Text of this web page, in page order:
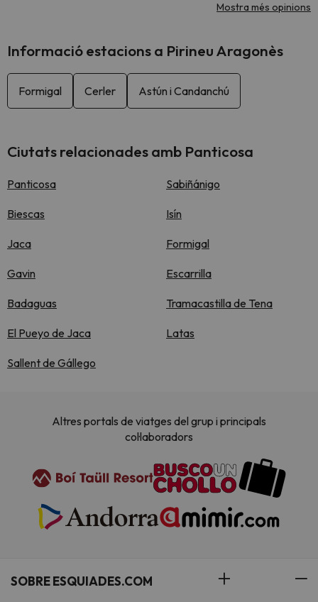
Mostra més opinions
Informació estacions a Pirineu Aragonès
Formigal Cerler Astún i Candanchú
Ciutats relacionades amb Panticosa
Panticosa Sabiñánigo
Biescas Isín
Jaca Formigal
Gavin Escarrilla
Badaguas Tramacastilla de Tena
El Pueyo de Jaca Latas
Sallent de Gállego
Altres portals de viatges del grup i principals
col·laboradors
SOBRE ESQUIADES.COM